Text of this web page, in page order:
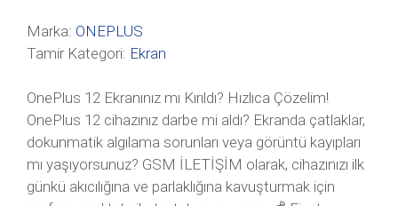
Marka: ONEPLUS
Tamir Kategori: Ekran
OnePlus 12 Ekranınız mı Kırıldı? Hızlıca Çözelim!
OnePlus 12 cihazınız darbe mi aldı? Ekranda çatlaklar,
dokunmatik algılama sorunları veya görüntü kayıpları
mı yaşıyorsunuz? GSM İLETİŞİM olarak, cihazınızı ilk
günkü akıcılığına ve parlaklığına kavuşturmak için